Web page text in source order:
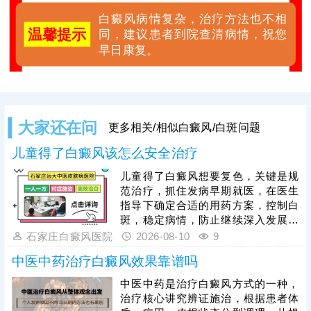
温馨提示
白癜风病情复杂，治疗方法也不相
同，建议患者到院查清病情，祝您
早日康复。
大家还在问 更多相关/相似白癜风/白斑问题
儿童得了白癜风该怎么安全治疗
儿童得了白癜风想要复色，关键是规
范治疗，抓住发病早期就医，在医生
指导下确定合适的用药方案，控制白
斑，稳定病情，防止继续深入发展。
同时，可搭配308准分子激光综合治
疗，这种照光仪器安全性高，无毒副
作用，起效快，无治疗人群和部位限
制，是辅助白斑着色的好帮手。另
外，家长还需培养孩子养成健康生活
习惯，稳定自身免疫状态，防护与治
石家庄白癜风医院 2026-08-10 9
中医中药治疗白癜风效果靠谱吗
中医中药是治疗白癜风方式的一种，
治疗核心讲究辨证施治，根据患者体